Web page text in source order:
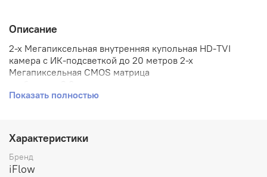
Описание
2-х Мегапиксельная внутренняя купольная HD-TVI
камера с ИК-подсветкой до 20 метров 2-х
Мегапиксельная CMOS матрица
— угол обзора 103°
— OSD, DWDR, BLC, DNR
— SMART ИК
— видеовыход: 1 х HD-TVI/AHD/CVI/CVBS
— -20°С до +45°С
Показать полностью
Характеристики
Бренд
iFlow